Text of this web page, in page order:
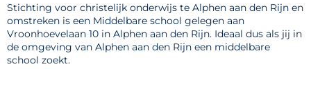
Stichting voor christelijk onderwijs te Alphen aan den Rijn en
omstreken is een Middelbare school gelegen aan
Vroonhoevelaan 10 in Alphen aan den Rijn. Ideaal dus als jij in
de omgeving van Alphen aan den Rijn een middelbare
school zoekt.